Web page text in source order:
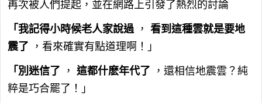
再次被人們提起，並在網路上引發了熱烈的討論
「我記得小時候老人家說過 ， 看到這種雲就是要地
震了
，看來確實有點道理啊！」
「別迷信了 ， 這都什麽年代了
，還相信地震雲？純
粹是巧合罷了！」